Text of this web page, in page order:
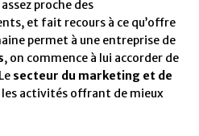
proche des
et fait recours à ce qu’offre
permet à une entreprise de
, on commence à lui accorder de
secteur du marketing et de
activités offrant de mieux